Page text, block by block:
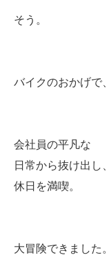
そう。
バイクのおかげで
会社員の平凡な
日常から抜け出し、
休日を満喫。
大冒険できました。